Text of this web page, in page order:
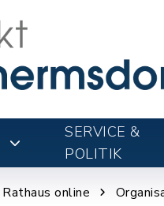
SERVICE &
POLITIK
Rathaus online